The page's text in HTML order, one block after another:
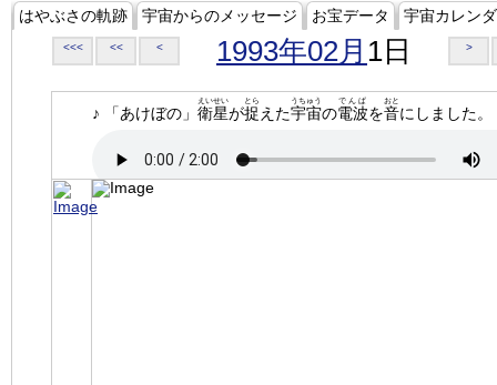
はやぶさの軌跡 宇宙からのメッセージ お宝データ 宇宙カレン
<<< << < 1993年02月 1日 >
♪ 「あけぼの」 衛星
えいせい
が捉
とら
えた宇宙
うちゅう
の電波
でんぱ
を音
おと
にしました。